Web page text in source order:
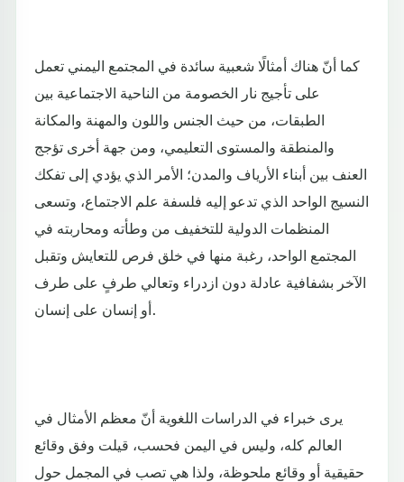
كما أنّ هناك أمثالًا شعبية سائدة في المجتمع اليمني تعمل
على تأجيج نار الخصومة من الناحية الاجتماعية بين
الطبقات، من حيث الجنس واللون والمهنة والمكانة
والمنطقة والمستوى التعليمي، ومن جهة أخرى تؤجج
العنف بين أبناء الأرياف والمدن؛ الأمر الذي يؤدي إلى تفكك
النسيج الواحد الذي تدعو إليه فلسفة علم الاجتماع، وتسعى
المنظمات الدولية للتخفيف من وطأته ومحاربته في
المجتمع الواحد، رغبة منها في خلق فرص للتعايش وتقبل
الآخر بشفافية عادلة دون ازدراء وتعالي طرفٍ على طرف
أو إنسان على إنسان.
يرى خبراء في الدراسات اللغوية أنّ معظم الأمثال في
العالم كله، وليس في اليمن فحسب، قيلت وفق وقائع
حقيقية أو وقائع ملحوظة، ولذا هي تصب في المجمل حول